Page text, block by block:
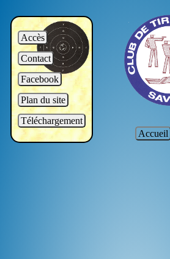
Accès
Contact
Facebook
Plan du site
Téléchargement
Accueil